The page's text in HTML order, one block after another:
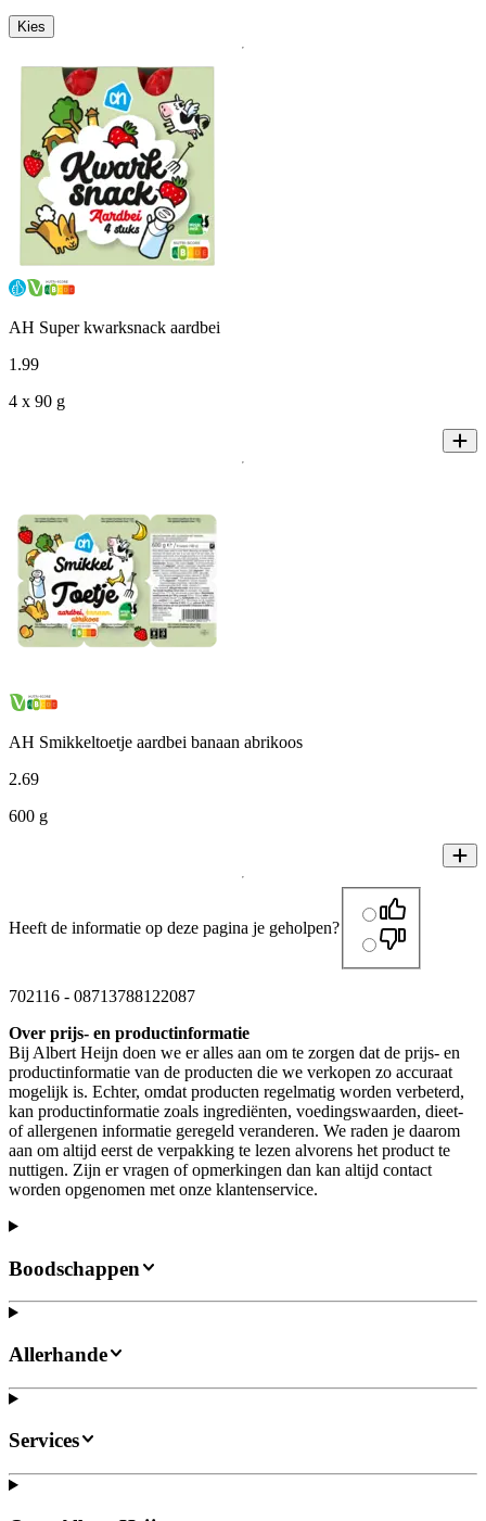
Kies
AH Super kwarksnack aardbei
1 .99
4 x 90 g
AH Smikkeltoetje aardbei banaan abrikoos
2.69
600 g
Heeft de informatie op deze pagina je geholpen?
702116 - 08713788122087
Over prijs- en productinformatie
Bij Albert Heijn doen we er alles aan om te zorgen dat de prijs- en
productinformatie van de producten die we verkopen zo accuraat
mogelijk is. Echter, omdat producten regelmatig worden verbeterd,
kan productinformatie zoals ingrediënten, voedingswaarden, dieet-
of allergenen informatie geregeld veranderen. We raden je daarom
aan om altijd eerst de verpakking te lezen alvorens het product te
nuttigen. Zijn er vragen of opmerkingen dan kan altijd contact
worden opgenomen met onze klantenservice.
Boodschappen
Allerhande
Services